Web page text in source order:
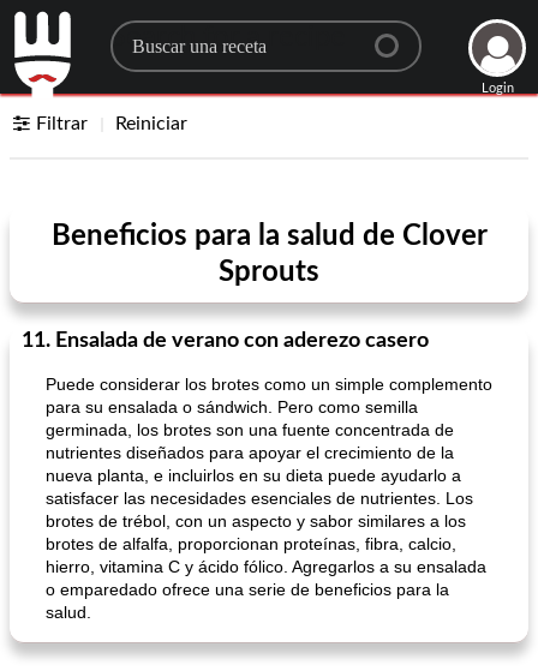
Search for a recipe
Login
Filtrar Reiniciar
Beneficios para la salud de Clover
Sprouts
11. Ensalada de verano con aderezo casero
Puede considerar los brotes como un simple complemento
para su ensalada o sándwich. Pero como semilla
germinada, los brotes son una fuente concentrada de
nutrientes diseñados para apoyar el crecimiento de la
nueva planta, e incluirlos en su dieta puede ayudarlo a
satisfacer las necesidades esenciales de nutrientes. Los
brotes de trébol, con un aspecto y sabor similares a los
brotes de alfalfa, proporcionan proteínas, fibra, calcio,
hierro, vitamina C y ácido fólico. Agregarlos a su ensalada
o emparedado ofrece una serie de beneficios para la
salud.